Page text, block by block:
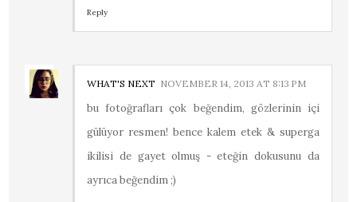
Reply
WHAT'S NEXT NOVEMBER 14, 2013 AT 8:13 PM
bu fotoğrafları çok beğendim, gözlerinin içi
gülüyor resmen! bence kalem etek & superga
ikilisi de gayet olmuş - eteğin dokusunu da
ayrıca beğendim ;)